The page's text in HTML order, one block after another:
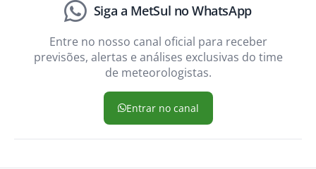
Siga a MetSul no WhatsApp
Entre no nosso canal oficial para receber
previsões, alertas e análises exclusivas do time
de meteorologistas.
Entrar no canal